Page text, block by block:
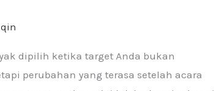
dipilih ketika target Anda bukan
perubahan yang terasa setelah acara